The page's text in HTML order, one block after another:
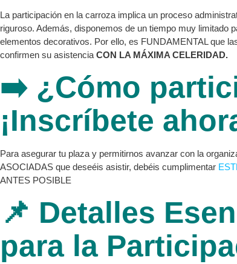
La participación en la carroza implica un proceso
riguroso. Además, disponemos de un tiempo muy limitado
elementos decorativos. Por ello, es FUNDAMENTAL que
confirmen su asistencia CON LA MÁXIMA CELERIDAD.
➡️ ¿Cómo
¡Inscríbete
Para asegurar tu plaza y permitirnos avanzar con la
ASOCIADAS que deseéis asistir, debéis cumplimentar
ANTES POSIBLE
📌 Detalles
para la